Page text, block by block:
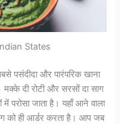
States
पसंदीदा और पारंपरिक खाना
दी रोटी और सरसों दा साग
परोसा जाता है। यहाँ आने वाला
को ही आर्डर करता है। आप जब